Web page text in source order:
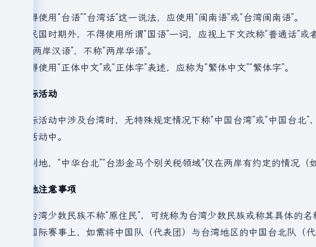
不得使用“台语”“台湾话”这一说法，应使用“闽南语”或“台湾闽南语”。
除民国时期外，不得使用所谓“国语”一词，应视上下文改称“普通话”
用“两岸汉语”，不称“两岸华语”。
不得使用“正体中文”或“正体字”表述，应称为“繁体中文”“繁体字”。
国际活动
国际活动中涉及台湾时，无特殊规定情况下称“中国台湾”或“中国台
际活动中。
特别地，“中华台北”“台澎金马个别关税领域”仅在两岸有约定的情况
其他注意事项
对台湾少数民族不称“原住民”，可统称为台湾少数民族或称其具体的名
在国际赛事上，如需将中国队（代表团）与台湾地区的中国台北队（